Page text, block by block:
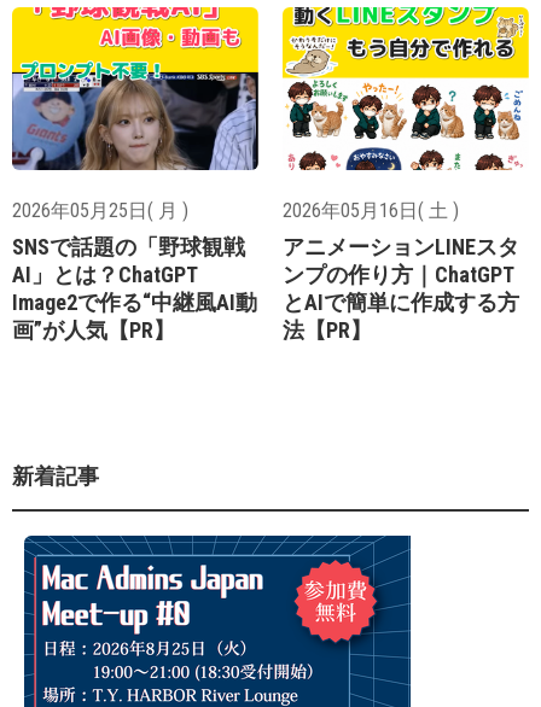
2026年05月25日( 月 )
SNSで話題の「野球観戦
AI」とは？ChatGPT
Image2で作る“中継風AI動
画”が人気【PR】
2026年05月16日( 土 )
アニメーションLINEスタ
ンプの作り方｜ChatGPT
とAIで簡単に作成する方
法【PR】
新着記事